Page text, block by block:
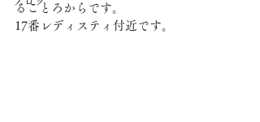
ることろからです。
17番レディスティ付近です。